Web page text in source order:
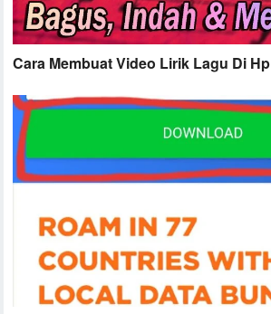
Cara Membuat Video Lirik Lagu Di Hp